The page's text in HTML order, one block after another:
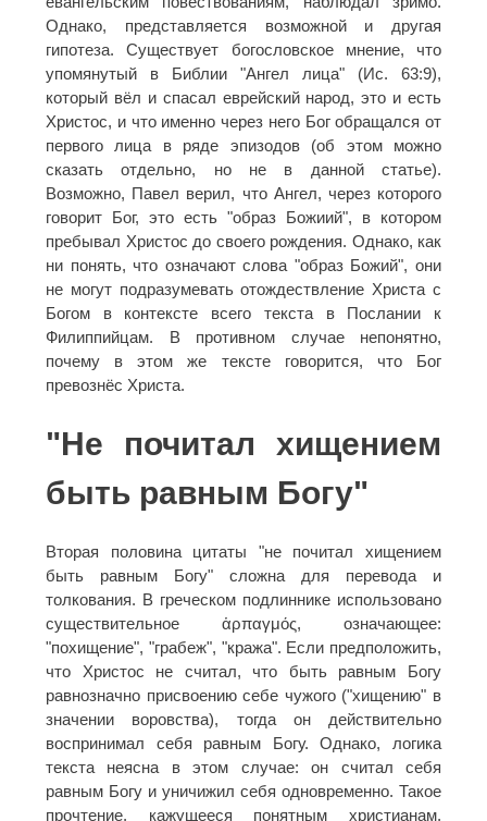
Однако, представляется возможной и другая
гипотеза. Существует богословское мнение, что
упомянутый в Библии "Ангел лица" (Ис. 63:9),
который вёл и спасал еврейский народ, это и есть
Христос, и что именно через него Бог обращался от
первого лица в ряде эпизодов (об этом можно
сказать отдельно, но не в данной статье).
Возможно, Павел верил, что Ангел, через которого
говорит Бог, это есть "образ Божиий", в котором
пребывал Христос до своего рождения. Однако, как
ни понять, что означают слова "образ Божий", они
не могут подразумевать отождествление Христа с
Богом в контексте всего текста в Послании к
Филиппийцам. В противном случае непонятно,
почему в этом же тексте говорится, что Бог
превознёс Христа.
"Не почитал хищением
быть равным Богу"
Вторая половина цитаты "не почитал хищением
быть равным Богу" сложна для перевода и
толкования. В греческом подлиннике использовано
существительное ἁρπαγμός, означающее:
"похищение", "грабеж", "кража". Если предположить,
что Христос не считал, что быть равным Богу
равнозначно присвоению себе чужого ("хищению" в
значении воровства), тогда он действительно
воспринимал себя равным Богу. Однако, логика
текста неясна в этом случае: он считал себя
равным Богу и уничижил себя одновременно. Такое
прочтение, кажущееся понятным христианам,